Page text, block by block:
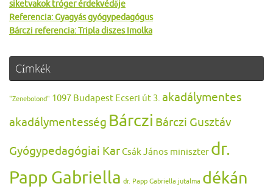
siketvakok tróger érdekvédője
Referencia: Gyagyás gyógypedagógus
Bárczi referencia: Tripla diszes Imolka
Címkék
"Zenebolond" 1097 Budapest Ecseri út 3. akadálymentes
akadálymentesség Bárczi Bárczi Gusztáv
Gyógypedagógiai KarCsák János miniszter dr.
Papp Gabriella dr. Papp Gabriella jutalma dékán